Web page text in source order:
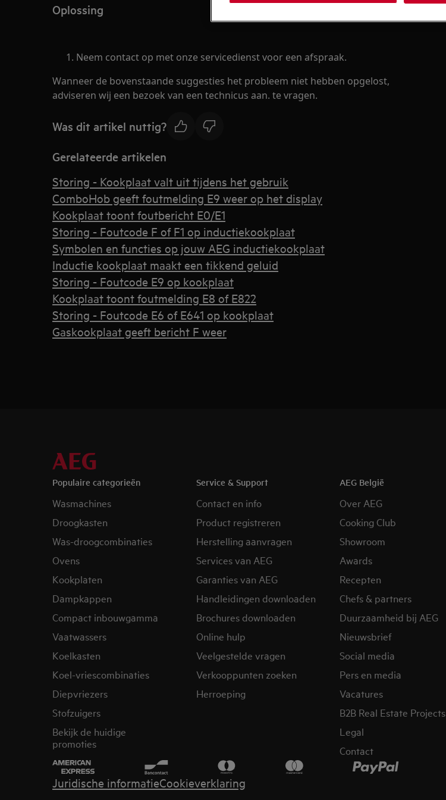
Oplossing
Neem contact op met onze servicedienst voor een afspraak.
Wanneer de bovenstaande suggesties het probleem niet hebben opgelost,
adviseren wij een bezoek van een technicus aan. te vragen.
Was dit artikel nuttig?
Gerelateerde artikelen
Storing - Kookplaat valt uit tijdens het gebruik
ComboHob geeft foutmelding E9 weer op het display
Kookplaat toont foutbericht E0/E1
Storing - Foutcode F of F1 op inductiekookplaat
Symbolen en functies op jouw AEG inductiekookplaat
Inductie kookplaat maakt een tikkend geluid
Storing - Foutcode E9 op kookplaat
Kookplaat toont foutmelding E8 of E822
Storing - Foutcode E6 of E641 op kookplaat
Gaskookplaat geeft bericht F weer
Populaire categorieën
Wasmachines
Droogkasten
Was-droogcombinaties
Ovens
Kookplaten
Dampkappen
Compact inbouwgamma
Vaatwassers
Koelkasten
Koel-vriescombinaties
Diepvriezers
Stofzuigers
Bekijk de huidige
promoties
Service & Support
Contact en info
Product registreren
Herstelling aanvragen
Services van AEG
Garanties van AEG
Handleidingen downloaden
Brochures downloaden
Online hulp
Veelgestelde vragen
Verkooppunten zoeken
Herroeping
AEG België
Over AEG
Cooking Club
Showroom
Awards
Recepten
Chefs & partners
Duurzaamheid bij AEG
Nieuwsbrief
Social media
Pers en media
Vacatures
B2B Real Estate Projects
Legal
Contact
Juridische informatieCookieverklaring